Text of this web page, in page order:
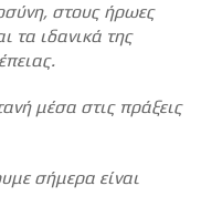
στους ήρωες
τα ιδανικά της
μέσα στις πράξεις
σήμερα είναι